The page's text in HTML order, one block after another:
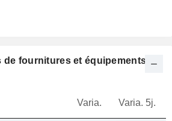
de fournitures et équipements
Varia. Varia. 5j.